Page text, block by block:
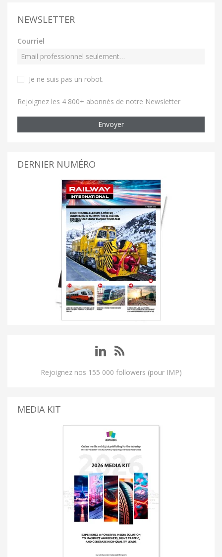
NEWSLETTER
Courriel
Je ne suis pas un robot.
Rejoignez les 4 800+ abonnés de notre Newsletter
Envoyer
DERNIER NUMÉRO
Rejoignez nos 155 000 followers (pour IMP)
MEDIA KIT